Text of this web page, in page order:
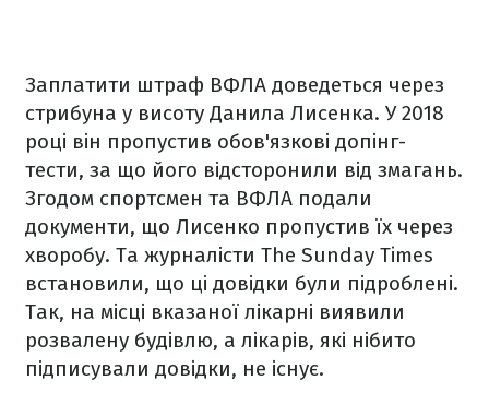
Заплатити штраф ВФЛА доведеться через
стрибуна у висоту Данила Лисенка. У 2018
році він пропустив обов'язкові допінг-
тести, за що його відсторонили від змагань.
Згодом спортсмен та ВФЛА подали
документи, що Лисенко пропустив їх через
хворобу. Та журналісти The Sunday Times
встановили, що ці довідки були підроблені.
Так, на місці вказаної лікарні виявили
розвалену будівлю, а лікарів, які нібито
підписували довідки, не існує.